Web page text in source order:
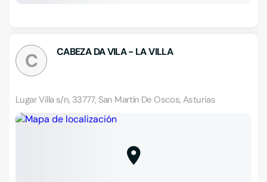
C CABEZA DA VILA - LA VILLA
Lugar Villa s/n, 33777, San Martín De Oscos, Asturias